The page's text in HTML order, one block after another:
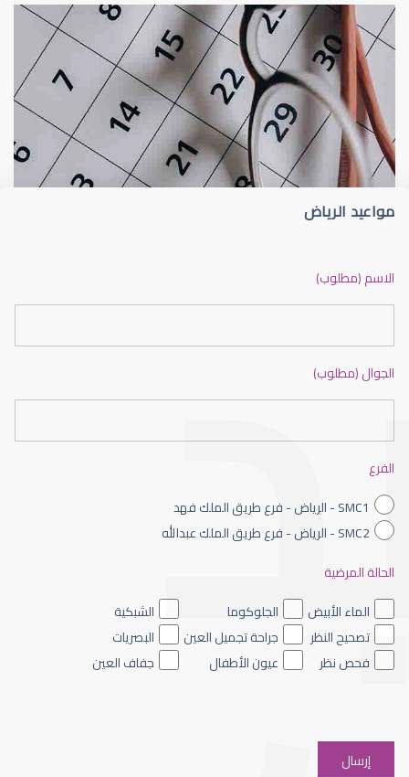
شعيرة الجفن أو الجُدجد (Stye)
الجراحة التجميلية للعين
العمليات التجميلية للعين
الجراحة التجميلية للعيون
مواعيد الرياض
الاسم (مطلوب)
الجوال (مطلوب)
الفرع
SMC1 - الرياض - فرع طريق الملك فهد
SMC2 - الرياض - فرع طريق الملك عبدالله
الحالة المرضية
الماء الأبيض
الجلوكوما
الشبكية
تصحيح النظر
جراحة تجميل العين
البصريات
فحص نظر
عيون الأطفال جفاف العين